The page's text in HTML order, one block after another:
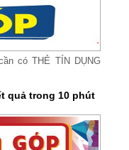
có THẺ TÍN DỤNG
quả trong 10 phút